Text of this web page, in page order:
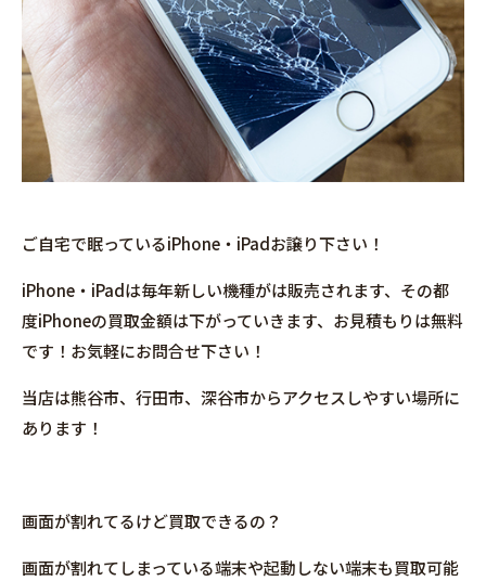
ご自宅で眠っているiPhone・iPadお譲り下さい！
iPhone・iPadは毎年新しい機種がは販売されます、その都
度iPhoneの買取金額は下がっていきます、お見積もりは無料
です！お気軽にお問合せ下さい！
当店は熊谷市、行田市、深谷市からアクセスしやすい場所に
あります！
画面が割れてるけど買取できるの？
画面が割れてしまっている端末や起動しない端末も買取可能